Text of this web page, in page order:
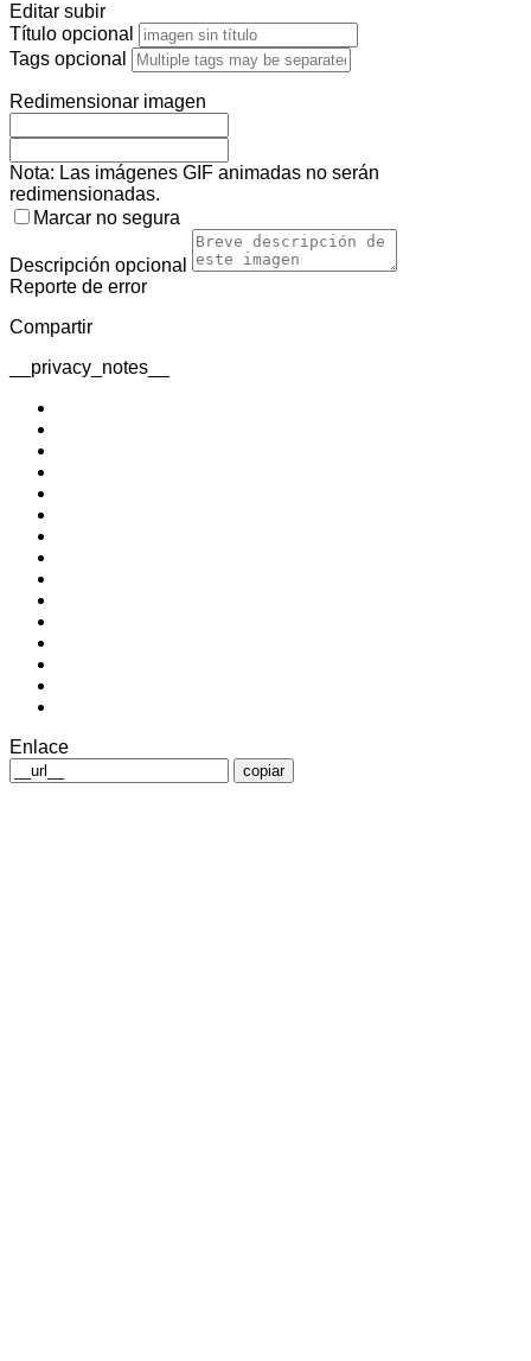
Editar subir
Título opcional
Tags opcional
Redimensionar imagen
Nota: Las imágenes GIF animadas no serán
redimensionadas.
Marcar no segura
Descripción opcional
Reporte de error
Compartir
__privacy_notes__
Enlace
copiar